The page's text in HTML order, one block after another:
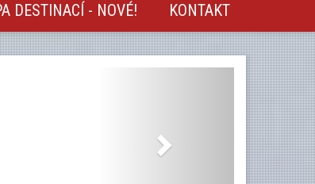
DESTINACÍ - NOVÉ! KONTAKT